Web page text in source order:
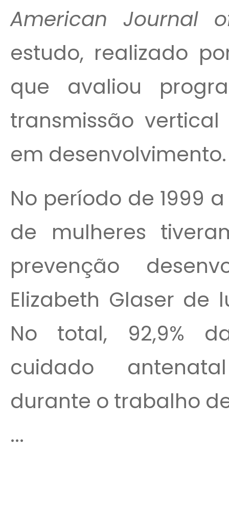
American Journal
estudo, realizado
que avaliou
transmissão
em desenvolvimento.
No período de 1999
de mulheres
prevenção
Elizabeth Glaser de
No total, 92,9%
cuidado
durante o trabalho
...